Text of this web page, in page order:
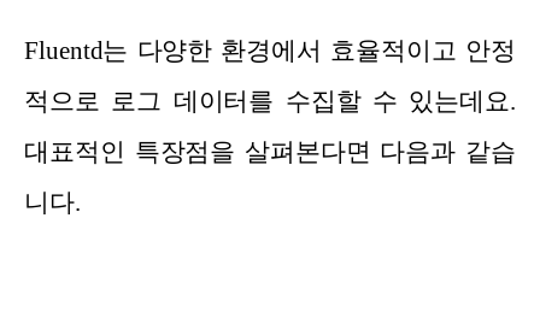
Fluentd는 다양한 환경에서 효율적이고 안정
적으로 로그 데이터를 수집할 수 있는데요.
대표적인 특장점을 살펴본다면 다음과 같습
니다.